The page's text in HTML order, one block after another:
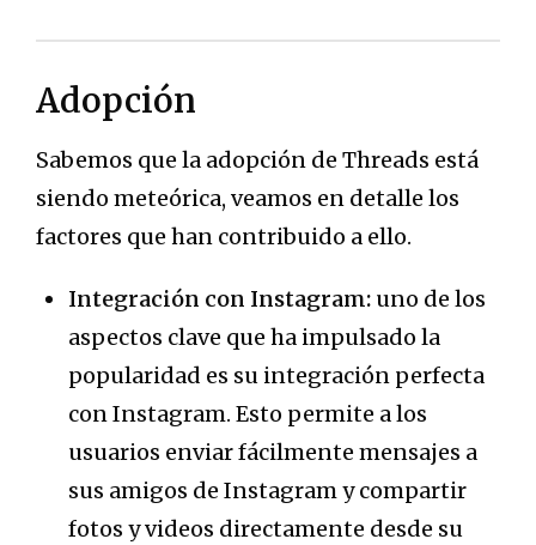
Adopción
Sabemos que la adopción de Threads está
siendo meteórica, veamos en detalle los
factores que han contribuido a ello.
Integración con Instagram: uno de los
aspectos clave que ha impulsado la
popularidad es su integración perfecta
con Instagram. Esto permite a los
usuarios enviar fácilmente mensajes a
sus amigos de Instagram y compartir
fotos y videos directamente desde su